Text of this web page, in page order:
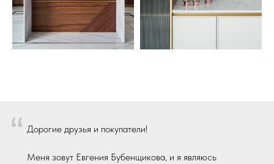
“ Дорогие друзья и покупатели!
Меня зовут Евгения Бубенщикова, и я являюсь